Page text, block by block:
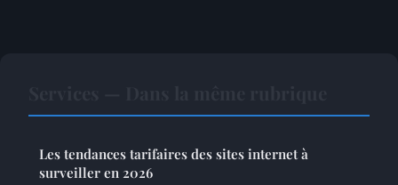
Les tendances tarifaires des sites internet à
surveiller en 2026